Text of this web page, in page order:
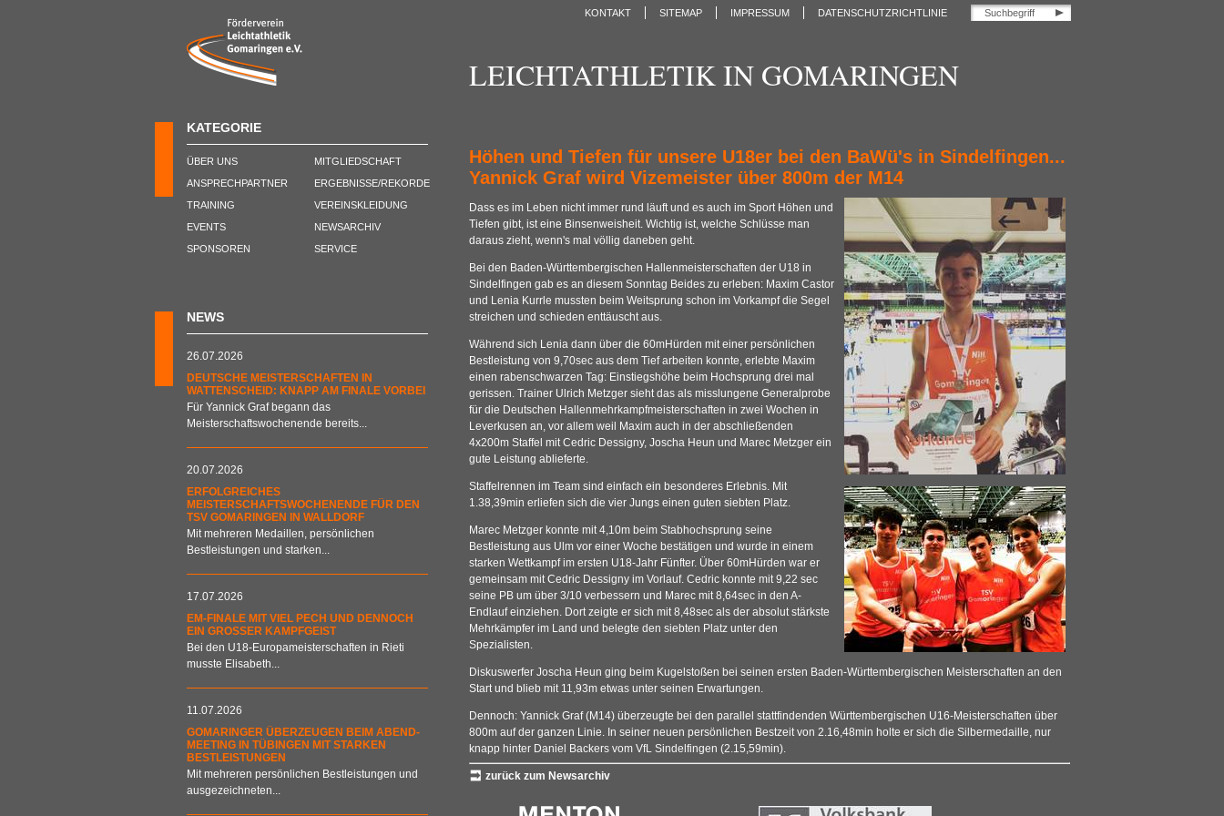
KONTAKT SITEMAP IMPRESSUM DATENSCHUTZRICHTLINIE
KATEGORIE
ÜBER UNS
ANSPRECHPARTNER
TRAINING
EVENTS
SPONSOREN
MITGLIEDSCHAFT
ERGEBNISSE/REKORDE
VEREINSKLEIDUNG
NEWSARCHIV
SERVICE
NEWS
26.07.2026
DEUTSCHE MEISTERSCHAFTEN IN
WATTENSCHEID: KNAPP AM FINALE VORBEI
Für Yannick Graf begann das
Meisterschaftswochenende bereits...
20.07.2026
ERFOLGREICHES
MEISTERSCHAFTSWOCHENENDE FÜR DEN
TSV GOMARINGEN IN WALLDORF
Mit mehreren Medaillen, persönlichen
Bestleistungen und starken...
17.07.2026
EM-FINALE MIT VIEL PECH UND DENNOCH
EIN GROSSER KAMPFGEIST
Bei den U18-Europameisterschaften in Rieti
musste Elisabeth...
11.07.2026
GOMARINGER ÜBERZEUGEN BEIM ABEND-
MEETING IN TÜBINGEN MIT STARKEN
BESTLEISTUNGEN
Mit mehreren persönlichen Bestleistungen und
ausgezeichneten...
LEICHTATHLETIK IN GOMARINGEN
Höhen und Tiefen für unsere U18er bei den BaWü's in Sindelfingen...
Yannick Graf wird Vizemeister über 800m der M14
Dass es im Leben nicht immer rund läuft und es auch im Sport Höhen und
Tiefen gibt, ist eine Binsenweisheit. Wichtig ist, welche Schlüsse man
daraus zieht, wenn's mal völlig daneben geht.
Bei den Baden-Württembergischen Hallenmeisterschaften der U18 in
Sindelfingen gab es an diesem Sonntag Beides zu erleben: Maxim Castor
und Lenia Kurrle mussten beim Weitsprung schon im Vorkampf die Segel
streichen und schieden enttäuscht aus.
Während sich Lenia dann über die 60mHürden mit einer persönlichen
Bestleistung von 9,70sec aus dem Tief arbeiten konnte, erlebte Maxim
einen rabenschwarzen Tag: Einstiegshöhe beim Hochsprung drei mal
gerissen. Trainer Ulrich Metzger sieht das als misslungene Generalprobe
für die Deutschen Hallenmehrkampfmeisterschaften in zwei Wochen in
Leverkusen an, vor allem weil Maxim auch in der abschließenden
4x200m Staffel mit Cedric Dessigny, Joscha Heun und Marec Metzger ein
gute Leistung ablieferte.
Staffelrennen im Team sind einfach ein besonderes Erlebnis. Mit
1.38,39min erliefen sich die vier Jungs einen guten siebten Platz.
Marec Metzger konnte mit 4,10m beim Stabhochsprung seine
Bestleistung aus Ulm vor einer Woche bestätigen und wurde in einem
starken Wettkampf im ersten U18-Jahr Fünfter. Über 60mHürden war er
gemeinsam mit Cedric Dessigny im Vorlauf. Cedric konnte mit 9,22 sec
seine PB um über 3/10 verbessern und Marec mit 8,64sec in den A-
Endlauf einziehen. Dort zeigte er sich mit 8,48sec als der absolut stärkste
Mehrkämpfer im Land und belegte den siebten Platz unter den
Spezialisten.
Diskuswerfer Joscha Heun ging beim Kugelstoßen bei seinen ersten Baden-Württembergischen Meisterschaften an den
Start und blieb mit 11,93m etwas unter seinen Erwartungen.
Dennoch: Yannick Graf (M14) überzeugte bei den parallel stattfindenden Württembergischen U16-Meisterschaften über
800m auf der ganzen Linie. In seiner neuen persönlichen Bestzeit von 2.16,48min holte er sich die Silbermedaille, nur
knapp hinter Daniel Backers vom VfL Sindelfingen (2.15,59min).
zurück zum Newsarchiv